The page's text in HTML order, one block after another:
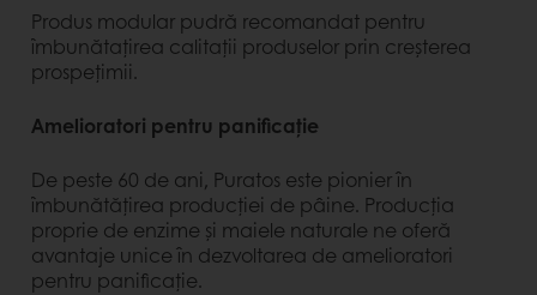
Produs modular pudră recomandat pentru
îmbunătațirea calitații produselor prin creșterea
prospețimii.
Amelioratori pentru panificație
De peste 60 de ani, Puratos este pionier în
îmbunătățirea producției de pâine. Producția
proprie de enzime și maiele naturale ne oferă
avantaje unice în dezvoltarea de amelioratori
pentru panificație.